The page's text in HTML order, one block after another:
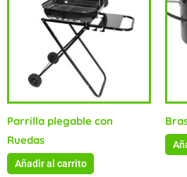
Parrilla plegable con
Ruedas
Añadir al carrito